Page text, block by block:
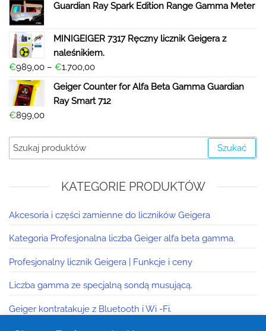
Guardian Ray Spark Edition Range Gamma Meter
MINIGEIGER 7317 Ręczny licznik Geigera z
naleśnikiem.
€989,00 – €1.700,00
Geiger Counter for Alfa Beta Gamma Guardian
Ray Smart 712
€899,00
Szukać
KATEGORIE PRODUKTÓW
Akcesoria i części zamienne do liczników Geigera
Kategoria Profesjonalna liczba Geiger alfa beta gamma.
Profesjonalny licznik Geigera | Funkcje i ceny
Liczba gamma ze specjalną sondą musującą.
Geiger kontratakuje z Bluetooth i Wi -Fi.